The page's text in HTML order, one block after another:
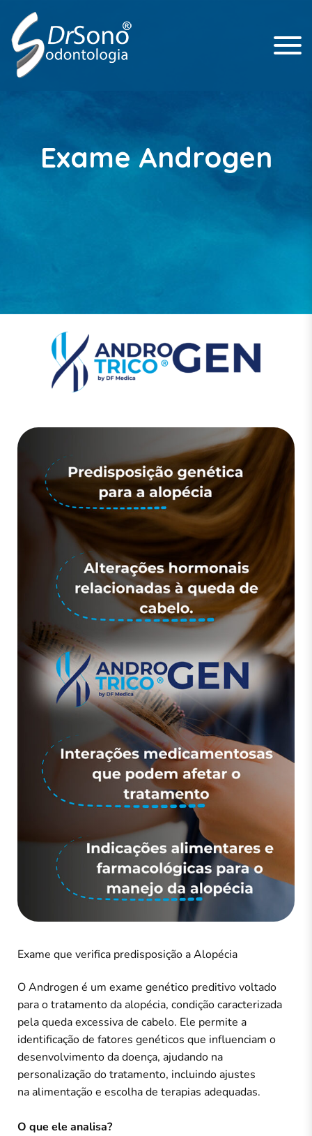
Odontologia
Exame Androgen
Exame que verifica predisposição a Alopécia
O Androgen é um exame genético preditivo voltado
para o tratamento da alopécia, condição caracterizada
pela queda excessiva de cabelo. Ele permite a
identificação de fatores genéticos que influenciam o
desenvolvimento da doença, ajudando na
personalização do tratamento, incluindo ajustes
na alimentação e escolha de terapias adequadas.
O que ele analisa?